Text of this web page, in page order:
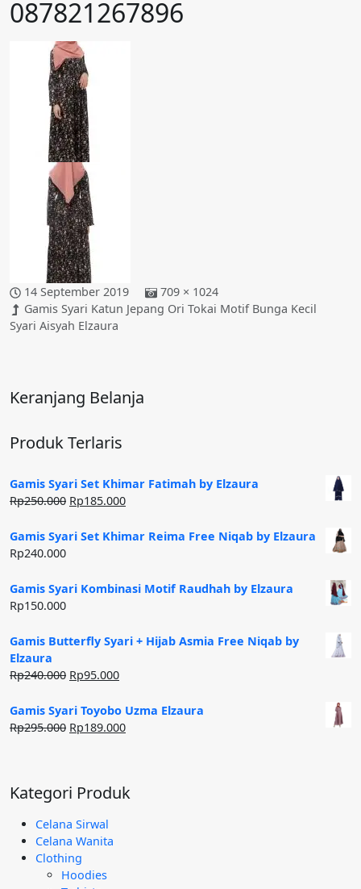
087821267896
14 September 2019
709 × 1024
Gamis Syari Katun Jepang Ori Tokai Motif Bunga Kecil
Syari Aisyah Elzaura
Keranjang Belanja
Produk Terlaris
Gamis Syari Set Khimar Fatimah by Elzaura
Rp250.000 Harga
adalah:
Rp185.000Harga
ini
Gamis Syari Set Khimar Reima Free Niqab by Elzaura
Rp240.000
Gamis Syari Kombinasi Motif Raudhah by Elzaura
Rp150.000
Gamis Butterfly Syari + Hijab Asmia Free Niqab by
Elzaura
Rp240.000 Harga
adalah:
Rp240.000.
Rp95.000Harga
ini
adalah:
Gamis Syari Toyobo Uzma Elzaura
Rp295.000 Harga
Rp189.000Harga
Rp189.000.
Kategori Produk
Celana Sirwal
Celana Wanita
Clothing
Hoodies